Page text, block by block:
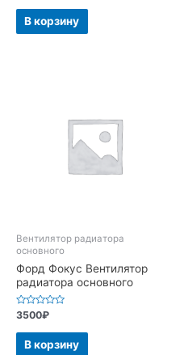
из
В корзину
Вентилятор радиатора
основного
Форд Фокус Вентилятор
радиатора основного
Оценка
0
из
3500₽
В корзину